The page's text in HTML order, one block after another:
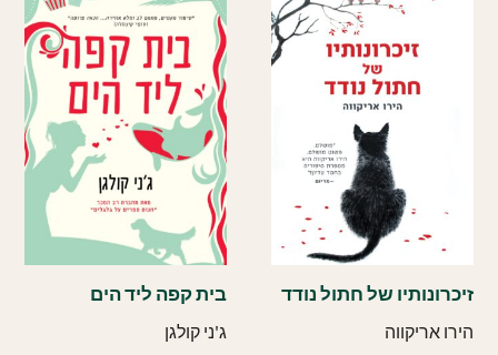
זיכרונותיו של חתול נודד
הירו אריקווה
בית קפה ליד הים
ג'ני קולגן